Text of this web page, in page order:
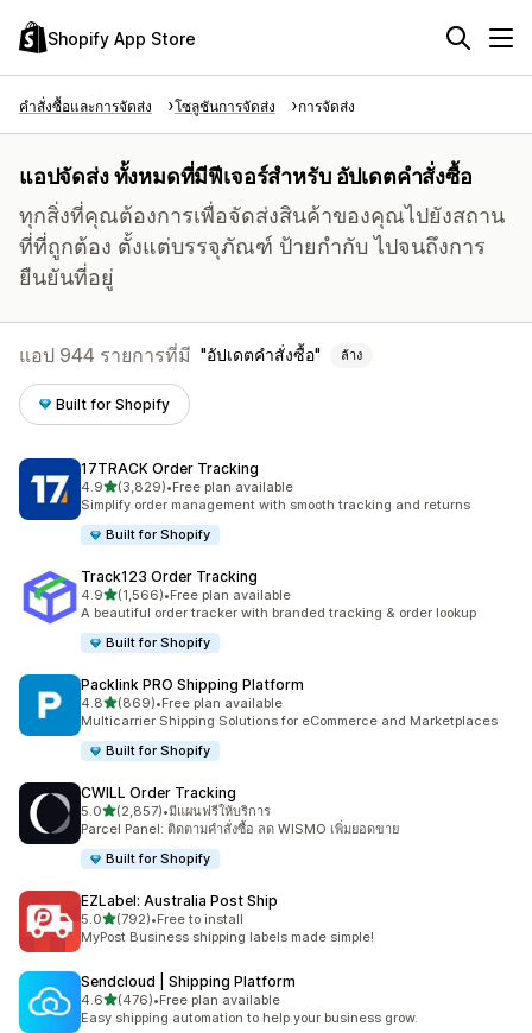
Shopify App Store
คำสั่งซื้อและการจัดส่ง โซลูชันการจัดส่ง การจัดส่ง
แอปจัดส่ง ทั้งหมดที่มีฟีเจอร์สำหรับ อัปเดตคำสั่งซื้อ
ทุกสิ่งที่คุณต้องการเพื่อจัดส่งสินค้าของคุณไปยังสถาน
ที่ที่ถูกต้อง ตั้งแต่บรรจุภัณฑ์ ป้ายกำกับ ไปจนถึงการ
ยืนยันที่อยู่
แอป 944 รายการที่มี อัปเดตคำสั่งซื้อ ล้าง
Built for Shopify
17TRACK Order Tracking
4.9เต็ม 5 ดาว
(3,829)
ทั้งหมด 3829 รีวิว
•Free plan available
Simplify order management with smooth tracking and returns
Built for Shopify
Track123 Order Tracking
4.9เต็ม 5 ดาว
(1,566)
ทั้งหมด 1566 รีวิว
•Free plan available
A beautiful order tracker with branded tracking & order lookup
Built for Shopify
Packlink PRO Shipping Platform
4.8เต็ม 5 ดาว
(869)
ทั้งหมด 869 รีวิว
•Free plan available
Multicarrier Shipping Solutions for eCommerce and Marketplaces
Built for Shopify
CWILL Order Tracking
5.0เต็ม 5 ดาว
(2,857)
ทั้งหมด 2857 รีวิว
•มีแผนฟรีให้บริการ
Parcel Panel: ติดตามคำสั่งซื้อ ลด WISMO เพิ่มยอดขาย
Built for Shopify
EZLabel: Australia Post Ship
5.0เต็ม 5 ดาว
(792)
ทั้งหมด 792 รีวิว
•Free to install
MyPost Business shipping labels made simple!
Sendcloud | Shipping Platform
4.6เต็ม 5 ดาว
(476)
ทั้งหมด 476 รีวิว
•Free plan available
Easy shipping automation to help your business grow.